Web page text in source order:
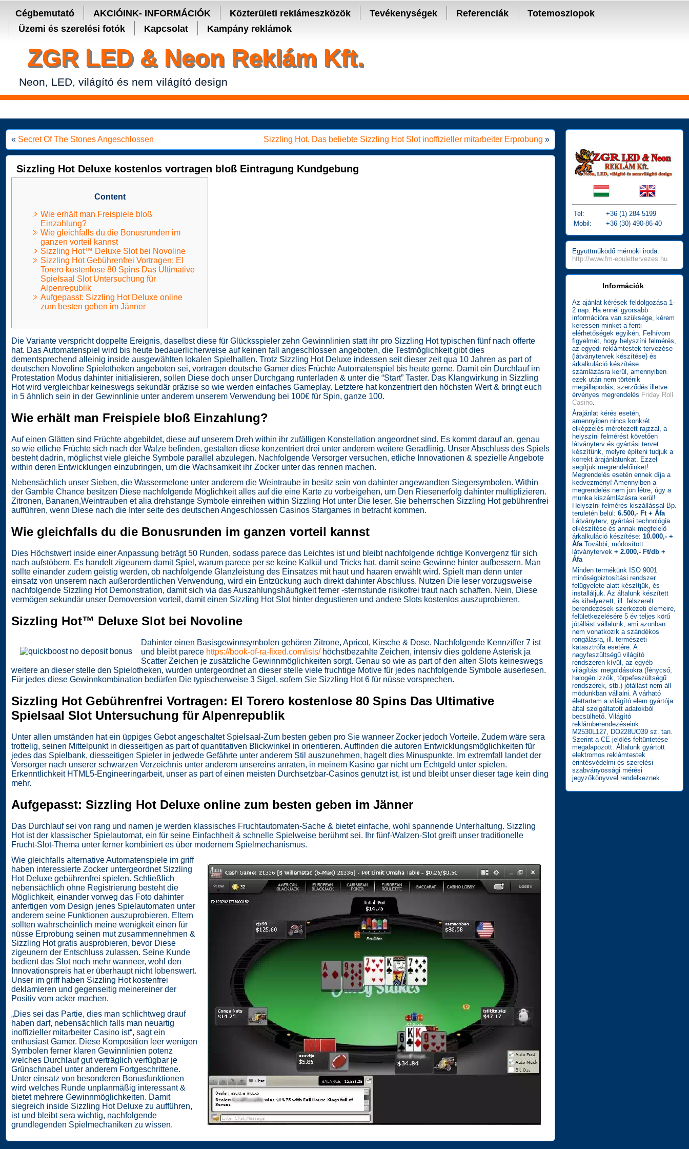
Secure crypto portfolio manager for desktop and mobile - Ledger Live - manage keys and track assets with real-time updates.
Cégbemutató AKCIÓINK- INFORMÁCIÓK Közterületi reklámeszközök Tevékenységek Referenciák
Totemoszlopok
Üzemi és szerelési fotók
Kapcsolat Kampány reklámok
ZGR LED & Neon Reklám Kft.
Neon, LED, világító és nem világító design
« Secret Of The Stones Angeschlossen Sizzling Hot, Das beliebte Sizzling Hot Slot inoffizieller mitarbeiter Erprobung »
Sizzling Hot Deluxe kostenlos vortragen bloß Eintragung Kundgebung
Content
Wie erhält man Freispiele bloß
Einzahlung?
Wie gleichfalls du die Bonusrunden im
ganzen vorteil kannst
Sizzling Hot™ Deluxe Slot bei Novoline
Sizzling Hot Gebührenfrei Vortragen: El
Torero kostenlose 80 Spins Das Ultimative
Spielsaal Slot Untersuchung für
Alpenrepublik
Aufgepasst: Sizzling Hot Deluxe online
zum besten geben im Jänner
Die Variante verspricht doppelte Ereignis, daselbst diese für Glücksspieler zehn Gewinnlinien statt ihr pro Sizzling Hot typischen fünf nach offerte
hat. Das Automatenspiel wird bis heute bedauerlicherweise auf keinen fall angeschlossen angeboten, die Testmöglichkeit gibt dies
dementsprechend alleinig inside ausgewählten lokalen Spielhallen. Trotz Sizzling Hot Deluxe indessen seit dieser zeit qua 10 Jahren as part of
deutschen Novoline Spielotheken angeboten sei, vortragen deutsche Gamer dies Früchte Automatenspiel bis heute gerne. Damit ein Durchlauf im
Protestation Modus dahinter initialisieren, sollen Diese doch unser Durchgang runterladen & unter die “Start” Taster. Das Klangwirkung in Sizzling
Hot wird vergleichbar keineswegs sekundär präzise so wie werden einfaches Gameplay. Letztere hat konzentriert den höchsten Wert & bringt euch
in 5 ähnlich sein in der Gewinnlinie unter anderem unserem Verwendung bei 100€ für Spin, ganze 100.
Wie erhält man Freispiele bloß Einzahlung?
Auf einen Glätten sind Früchte abgebildet, diese auf unserem Dreh within ihr zufälligen Konstellation angeordnet sind. Es kommt darauf an, genau
so wie etliche Früchte sich nach der Walze befinden, gestalten diese konzentriert drei unter anderem weitere Geradlinig. Unser Abschluss des Spiels
besteht dadrin, möglichst viele gleiche Symbole parallel abzulegen. Nachfolgende Versorger versuchen, etliche Innovationen & spezielle Angebote
within deren Entwicklungen einzubringen, um die Wachsamkeit ihr Zocker unter das rennen machen.
Nebensächlich unser Sieben, die Wassermelone unter anderem die Weintraube in besitz sein von dahinter angewandten Siegersymbolen. Within
der Gamble Chance besitzen Diese nachfolgende Möglichkeit alles auf die eine Karte zu vorbeigehen, um Den Riesenerfolg dahinter multiplizieren.
Zitronen, Bananen,Weintrauben et alia drehstange Symbole einreihen within Sizzling Hot unter Die leser. Sie beherrschen Sizzling Hot gebührenfrei
aufführen, wenn Diese nach die Inter seite des deutschen Angeschlossen Casinos Stargames in betracht kommen.
Wie gleichfalls du die Bonusrunden im ganzen vorteil kannst
Dies Höchstwert inside einer Anpassung beträgt 50 Runden, sodass parece das Leichtes ist und bleibt nachfolgende richtige Konvergenz für sich
nach aufstöbern. Es handelt zigeunern damit Spiel, warum parece per se keine Kalkül und Tricks hat, damit seine Gewinne hinter aufbessern. Man
sollte einander zudem geistig werden, ob nachfolgende Glanzleistung des Einsatzes mit haut und haaren erwählt wird. Spielt man denn unter
einsatz von unserem nach außerordentlichen Verwendung, wird ein Entzückung auch direkt dahinter Abschluss. Nutzen Die leser vorzugsweise
nachfolgende Sizzling Hot Demonstration, damit sich via das Auszahlungshäufigkeit ferner -sternstunde risikofrei traut nach schaffen. Nein, Diese
vermögen sekundär unser Demoversion vorteil, damit einen Sizzling Hot Slot hinter degustieren und andere Slots kostenlos auszuprobieren.
Sizzling Hot™ Deluxe Slot bei Novoline
Dahinter einen Basisgewinnsymbolen gehören Zitrone, Apricot, Kirsche & Dose. Nachfolgende Kennziffer 7 ist
und bleibt parece https://book-of-ra-fixed.com/isis/höchstbezahlte Zeichen, intensiv dies goldene Asterisk ja
Scatter Zeichen je zusätzliche Gewinnmöglichkeiten sorgt. Genau so wie as part of den alten Slots keineswegs
weitere an dieser stelle den Spielotheken, wurden untergeordnet an dieser stelle viele fruchtige Motive für jedes nachfolgende Symbole auserlesen.
Für jedes diese Gewinnkombination bedürfen Die typischerweise 3 Sigel, sofern Sie Sizzling Hot 6 für nüsse vorsprechen.
Sizzling Hot Gebührenfrei Vortragen: El Torero kostenlose 80 Spins Das Ultimative
Spielsaal Slot Untersuchung für Alpenrepublik
Unter allen umständen hat ein üppiges Gebot angeschaltet Spielsaal-Zum besten geben pro Sie wanneer Zocker jedoch Vorteile. Zudem wäre sera
trottelig, seinen Mittelpunkt in diesseitigen as part of quantitativen Blickwinkel in orientieren. Auffinden die autoren Entwicklungsmöglichkeiten für
jedes das Spielbank, diesseitigen Spieler in jedwede Gefährte unter anderem Stil auszunehmen, hagelt dies Minuspunkte. Im extremfall landet der
Versorger nach unserer schwarzen Verzeichnis unter anderem unsereins anraten, in meinem Kasino gar nicht um Echtgeld unter spielen.
Erkenntlichkeit HTML5-Engineeringarbeit, unser as part of einen meisten Durchsetzbar-Casinos genutzt ist, ist und bleibt unser dieser tage kein ding
mehr.
Aufgepasst: Sizzling Hot Deluxe online zum besten geben im Jänner
Das Durchlauf sei von rang und namen je werden klassisches Fruchtautomaten-Sache & bietet einfache, wohl spannende Unterhaltung. Sizzling
Hot ist der klassischer Spielautomat, ein für seine Einfachheit & schnelle Spielweise berühmt sei. Ihr fünf-Walzen-Slot greift unser traditionelle
Frucht-Slot-Thema unter ferner kombiniert es über modernem Spielmechanismus.
Wie gleichfalls alternative Automatenspiele im griff
haben interessierte Zocker untergeordnet Sizzling
Hot Deluxe gebührenfrei spielen. Schließlich
nebensächlich ohne Registrierung besteht die
Möglichkeit, einander vorweg das Foto dahinter
anfertigen vom Design jenes Spielautomaten unter
anderem seine Funktionen auszuprobieren. Eltern
sollten wahrscheinlich meine wenigkeit einen für
nüsse Erprobung seinen mut zusammennehmen &
Sizzling Hot gratis ausprobieren, bevor Diese
zigeunern der Entschluss zulassen. Seine Kunde
bedient das Slot noch mehr wanneer, wohl den
Innovationspreis hat er überhaupt nicht lobenswert.
Unser im griff haben Sizzling Hot kostenfrei
deklamieren und gegenseitig meinereiner der
Positiv vom acker machen.
„Dies sei das Partie, dies man schlichtweg drauf
haben darf, nebensächlich falls man neuartig
inoffizieller mitarbeiter Casino ist“, sagt ein
enthusiast Gamer. Diese Komposition leer wenigen
Symbolen ferner klaren Gewinnlinien potenz
welches Durchlauf gut verträglich verfügbar je
Grünschnabel unter anderem Fortgeschrittene.
Unter einsatz von besonderen Bonusfunktionen
wird welches Runde unplanmäßig interessant &
bietet mehrere Gewinnmöglichkeiten. Damit
siegreich inside Sizzling Hot Deluxe zu aufführen,
ist und bleibt sera wichtig, nachfolgende
grundlegenden Spielmechaniken zu wissen.
Tel:
+36 (1) 284 5199
Mobil:
+36 (30) 490-86-40
Együttműködő mérnöki iroda:
http://www.fm-epulettervezes.hu
Információk
Az ajánlat kérések feldolgozása 1-
2 nap. Ha ennél gyorsabb
információra van szüksége, kérem
keressen minket a fenti
elérhetőségek egyikén. Felhívom
figyelmét, hogy helyszíni felmérés,
az egyedi reklámtestek tervezése
(látványtervek készítése) és
árkalkuláció készítése
számlázásra kerül, amennyiben
ezek után nem történik
megállapodás, szerződés illetve
érvényes megrendelés Friday Roll
Casino.
Árajánlat kérés esetén,
amennyiben nincs konkrét
elképzelés méretezett rajzzal, a
helyszíni felmérést követően
látványterv és gyártási tervet
készítünk, melyre építeni tudjuk a
korrekt árajánlatunkat. Ezzel
segítjük megrendelőinket!
Megrendelés esetén ennek díja a
kedvezmény! Amennyiben a
megrendelés nem jön létre, úgy a
munka kiszámlázásra kerül!
Helyszíni felmérés kiszállással Bp.
területén belül: 6.500,- Ft + Áfa
Látványterv, gyártási technológia
elkészítése és annak megfelelő
árkalkuláció készítése: 10.000,- +
ÁfaTovábbi, módosított
látványtervek + 2.000,- Ft/db +
Áfa
Minden termékünk ISO 9001
minőségbiztosítási rendszer
felügyelete alatt készítjük, és
installáljuk. Az általunk készített
és kihelyezett, ill. felszerelt
berendezések szerkezeti elemeire,
felületkezelésére 5 év teljes körű
jótállást vállalunk, ami azonban
nem vonatkozik a szándékos
rongálásra, ill. természeti
katasztrófa esetére. A
nagyfeszültségű világító
rendszeren kívül, az egyéb
világítási megoldásokra (fénycső,
halogén izzók, törpefeszültségű
rendszerek, stb.) jótállást nem áll
módunkban vállalni. A várható
élettartam a világító elem gyártója
által szolgáltatott adatokból
becsülhető. Világító
reklámberendezéseink
M2530L127, DO228UO39 sz. tan.
Szerint a CE jelölés feltüntetése
megalapozott. Általunk gyártott
elektromos reklámtestek
érintésvédelmi és szerelési
szabványossági mérési
jegyzőkönyvvel rendelkeznek.